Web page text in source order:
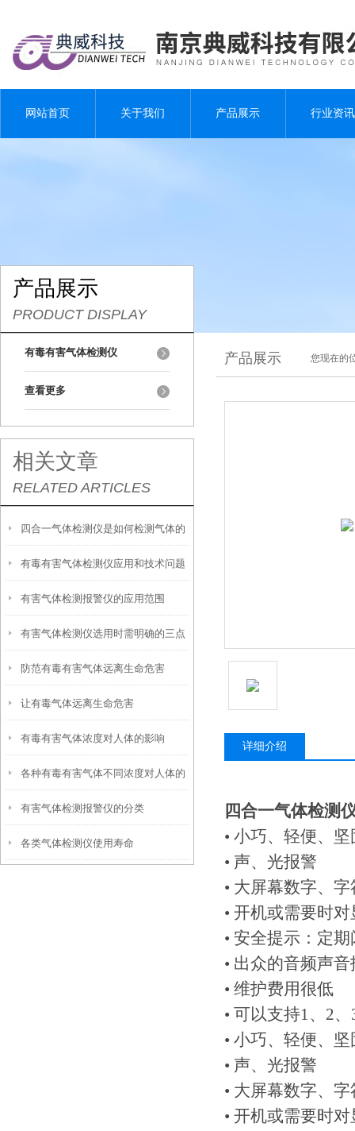
网站首页 关于我们 产品展示 行业资讯
产品展示
PRODUCT DISPLAY
有毒有害气体检测仪
查看更多
相关文章
RELATED ARTICLES
四合一气体检测仪是如何检测气体的
有毒有害气体检测仪应用和技术问题
有害气体检测报警仪的应用范围
有害气体检测仪选用时需明确的三点
防范有毒有害气体远离生命危害
让有毒气体远离生命危害
有毒有害气体浓度对人体的影响
各种有毒有害气体不同浓度对人体的
影响
有害气体检测报警仪的分类
各类气体检测仪使用寿命
产品展示 您现在的
详细介绍
四合一气体检测
• 小巧、轻便、坚
• 声、光报警
• 大屏幕数字、
• 开机或需要时
• 安全提示：定
• 出众的音频声
• 维护费用很低
• 可以支持1、2
• 小巧、轻便、坚
• 声、光报警
• 大屏幕数字、
• 开机或需要时